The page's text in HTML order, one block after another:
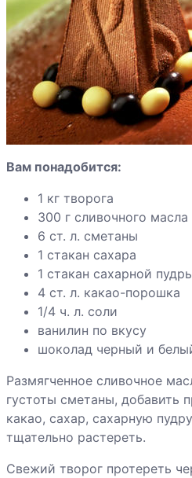
Вам понадобится:
1 кг творога
300 г сливочного масла
6 ст. л. сметаны
1 стакан сахара
1 стакан сахарной
4 ст. л. какао-порошка
1/4 ч. л. соли
ванилин по вкусу
шоколад черный и
Размягченное сливочное
густоты сметаны, добавить
какао, сахар, сахарную
тщательно растереть.
Свежий творог протереть